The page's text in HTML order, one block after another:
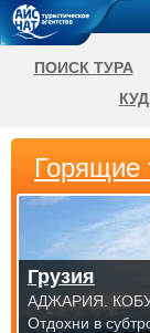
Горящие
Грузия
АДЖАРИЯ.
Отдохни в
ПОИСК ТУРА